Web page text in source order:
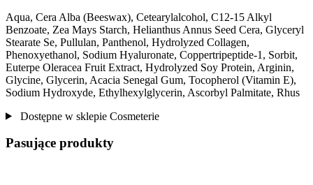
Aqua, Cera Alba (Beeswax), Cetearylalcohol, C12-15 Alkyl
Benzoate, Zea Mays Starch, Helianthus Annus Seed Cera, Glyceryl
Stearate Se, Pullulan, Panthenol, Hydrolyzed Collagen,
Phenoxyethanol, Sodium Hyaluronate, Coppertripeptide-1, Sorbit,
Euterpe Oleracea Fruit Extract, Hydrolyzed Soy Protein, Arginin,
Glycine, Glycerin, Acacia Senegal Gum, Tocopherol (Vitamin E),
Sodium Hydroxyde, Ethylhexylglycerin, Ascorbyl Palmitate, Rhus
Dostępne w sklepie Cosmeterie
Pasujące produkty